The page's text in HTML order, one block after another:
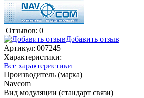
Отзывов: 0
Добавить отзыв
Артикул: 007245
Характеристики:
Все характеристики
Производитель (марка)
Navcom
Вид модуляции (стандарт связи)